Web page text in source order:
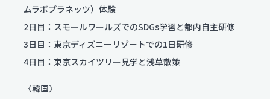
サイトポリシー
ムラボプラネッツ）体験
2日目：スモールワールズでのSDGs学習と都内自主研修
3日目：東京ディズニーリゾートでの1日研修
4日目：東京スカイツリー見学と浅草散策
〈韓国〉